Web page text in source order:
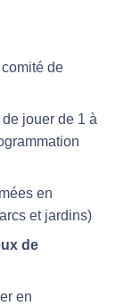
de
jouer de 1 à
en
et jardins)
de
en